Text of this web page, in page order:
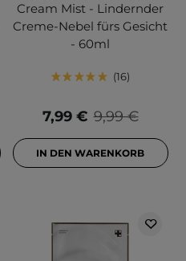
Cream Mist - Lindernder
Creme-Nebel fürs Gesicht
- 60ml
16
9,99 €
7,99 €
IN DEN WARENKORB